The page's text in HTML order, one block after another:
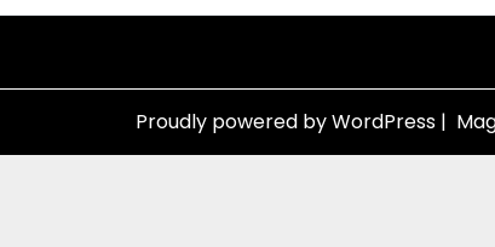
Proudly powered by WordPress |